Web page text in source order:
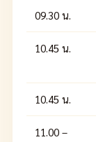
09.30 น.
10.45 น.
10.45 น.
11.00 –